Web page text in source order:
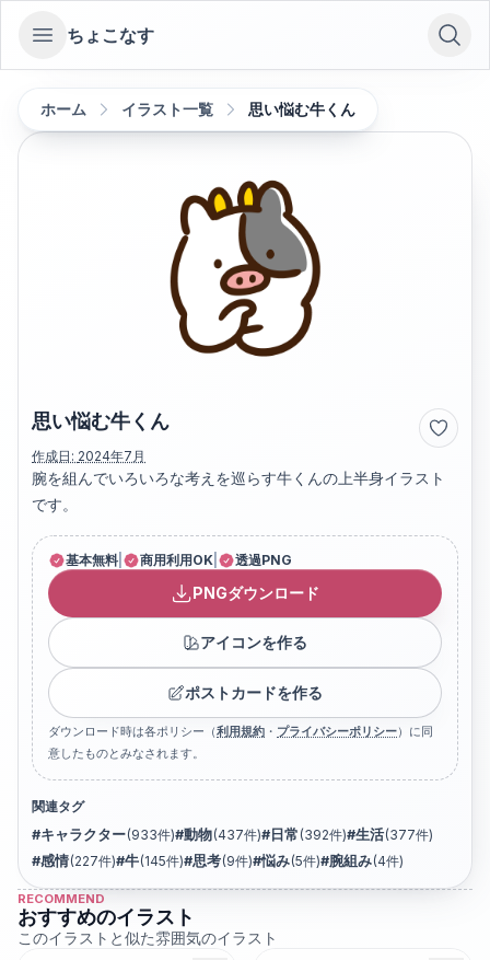
Open sidebar
ちょこなす
ホーム イラスト一覧 思い悩む牛くん
思い悩む牛くん
作成日: 2024年7月
腕を組んでいろいろな考えを巡らす牛くんの上半身イラスト
です。
基本無料 商用利用OK 透過PNG
PNGダウンロード
アイコンを作る
ポストカードを作る
ダウンロード時は各ポリシー（利用規約 ・ プライバシーポリシー）に同
意したものとみなされます。
関連タグ
#キャラクター(933件)#動物(437件)# 日常 (392件)#生活(377件)
#感情(227件)#牛(145件)#思考(9件)#悩み(5件)#腕組み(4件)
RECOMMEND
おすすめのイラスト
このイラストと似た雰囲気のイラスト